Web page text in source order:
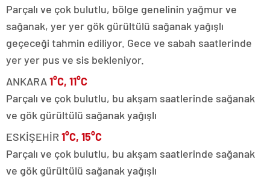
Parçalı ve çok bulutlu, bölge genelinin yağmur ve
sağanak, yer yer gök gürültülü sağanak yağışlı
geçeceği tahmin ediliyor. Gece ve sabah saatlerinde
yer yer pus ve sis bekleniyor.
ANKARA1°C, 11°C
Parçalı ve çok bulutlu, bu akşam saatlerinde sağanak
ve gök gürültülü sağanak yağışlı
ESKİŞEHİR 1°C, 15°C
Parçalı ve çok bulutlu, bu akşam saatlerinde sağanak
ve gök gürültülü sağanak yağışlı